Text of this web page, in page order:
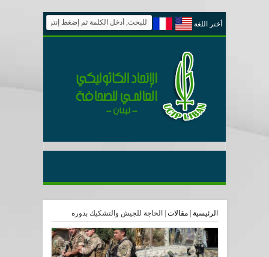
أختر اللغة
الرئيسية |مقالات الحاجة للجيش والتشكيك بدوره